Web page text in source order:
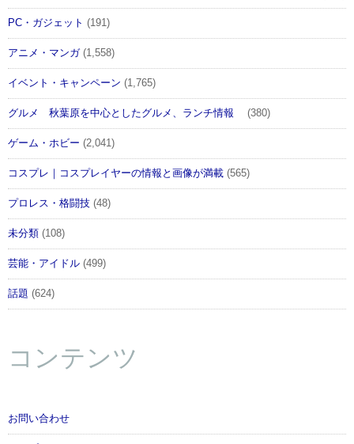
PC・ガジェット (191)
アニメ・マンガ(1,558)
イベント・キャンペーン (1,765)
グルメ 秋葉原を中心としたグルメ、ランチ情報 (380)
ゲーム・ホビー (2,041)
コスプレ｜コスプレイヤーの情報と画像が満載 (565)
プロレス・格闘技 (48)
未分類 (108)
芸能・アイドル (499)
話題 (624)
コンテンツ
お問い合わせ